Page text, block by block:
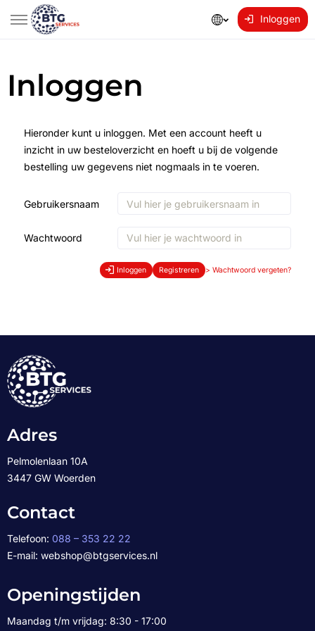
Inloggen
Inloggen
Hieronder kunt u inloggen. Met een account heeft u
inzicht in uw besteloverzicht en hoeft u bij de volgende
bestelling uw gegevens niet nogmaals in te voeren.
Gebruikersnaam
Wachtwoord
Inloggen Registreren > Wachtwoord vergeten?
Adres
Pelmolenlaan 10A
3447 GW Woerden
Contact
Telefoon: 088 – 353 22 22
E-mail: webshop@btgservices.nl
Openingstijden
Maandag t/m vrijdag: 8:30 - 17:00